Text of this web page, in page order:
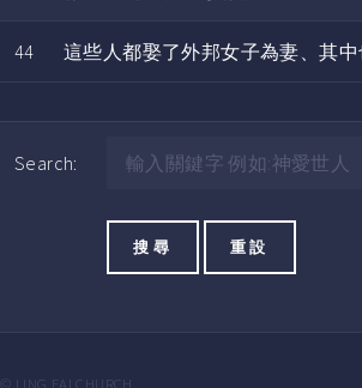
44 這些人都娶了外邦女子為妻、其中
Search:
© LING FAI CHURCH